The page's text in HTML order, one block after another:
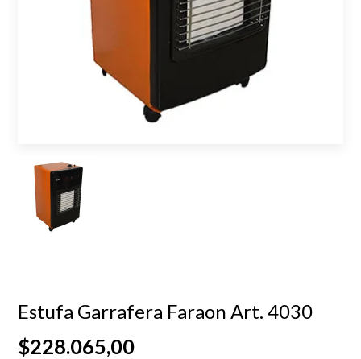
Estufa Garrafera Faraon Art. 4030
$228.065,00